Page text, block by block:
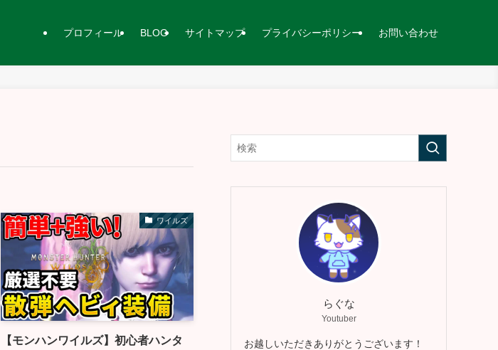
プロフィール BLOG サイトマップ プライバシーポリシー お問い合わせ
ワイルズ
【モンハンワイルズ】初心者ハンタ
らぐな
Youtuber
お越しいただきありがとうございます！